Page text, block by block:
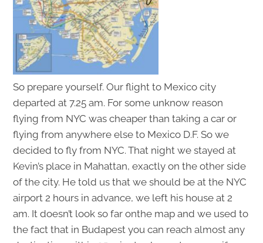
So prepare yourself. Our flight to Mexico city
departed at 7.25 am. For some unknow reason
flying from NYC was cheaper than taking a car or
flying from anywhere else to Mexico D.F. So we
decided to fly from NYC. That night we stayed at
Kevin’s place in Mahattan, exactly on the other side
of the city. He told us that we should be at the NYC
airport 2 hours in advance, we left his house at 2
am. It doesn’t look so far onthe map and we used to
the fact that in Budapest you can reach almost any